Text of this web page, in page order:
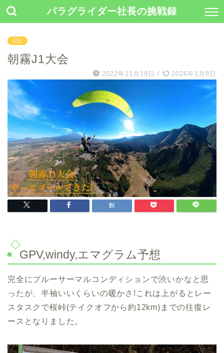
パラグライダー社長の挑戦録
日記
朝霧J1大会
2022年11月19日 / 2026年1月8日
GPV,windy,エマグラム予想
完全にブルーサーマルコンディションで渋いかなと思
ったが、半袖いいくらいの暖かさ!これは上がるとレー
スタスクで桜峠(テイクオフから約12km)までの往復レ
ースとなりました。